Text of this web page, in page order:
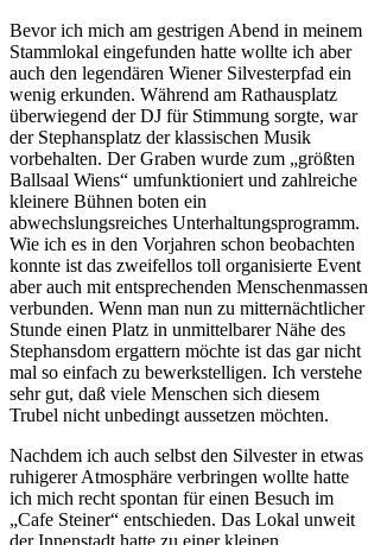
Bevor ich mich am gestrigen Abend in meinem
Stammlokal eingefunden hatte wollte ich aber
auch den legendären Wiener Silvesterpfad ein
wenig erkunden. Während am Rathausplatz
überwiegend der DJ für Stimmung sorgte, war
der Stephansplatz der klassischen Musik
vorbehalten. Der Graben wurde zum „größten
Ballsaal Wiens“ umfunktioniert und zahlreiche
kleinere Bühnen boten ein
abwechslungsreiches Unterhaltungsprogramm.
Wie ich es in den Vorjahren schon beobachten
konnte ist das zweifellos toll organisierte Event
aber auch mit entsprechenden Menschenmassen
verbunden. Wenn man nun zu mitternächtlicher
Stunde einen Platz in unmittelbarer Nähe des
Stephansdom ergattern möchte ist das gar nicht
mal so einfach zu bewerkstelligen. Ich verstehe
sehr gut, daß viele Menschen sich diesem
Trubel nicht unbedingt aussetzen möchten.
Nachdem ich auch selbst den Silvester in etwas
ruhigerer Atmosphäre verbringen wollte hatte
ich mich recht spontan für einen Besuch im
„Cafe Steiner“ entschieden. Das Lokal unweit